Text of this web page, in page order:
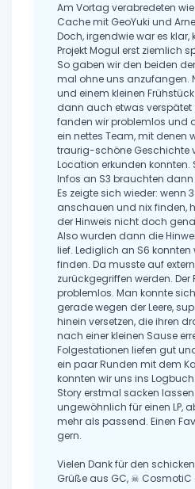
Am Vortag verabredeten
Cache mit GeoYuki und
Doch, irgendwie war es
Projekt Mogul erst ziemlich
So gaben wir den beiden
mal ohne uns anzufangen.
und einem kleinen
dann auch etwas verspätet
fanden wir problemlos und
ein nettes Team, mit denen
traurig-schöne Geschichte
Location erkunden konnten.
Infos an S3 brauchten dann
Es zeigte sich wieder: wenn
anschauen und nix finden,
der Hinweis nicht doch
Also wurden dann die
lief. Lediglich an S6
finden. Da musste auf
zurückgegriffen werden. Der
problemlos. Man konnte
gerade wegen der Leere,
hinein versetzen, die ihren
nach einer kleinen Sause
Folgestationen liefen gut
ein paar Runden mit dem
konnten wir uns ins
Story erstmal sacken
ungewöhnlich für einen LP,
mehr als passend. Einen
gern.
Vielen Dank für den
Grüße aus GC, ☠